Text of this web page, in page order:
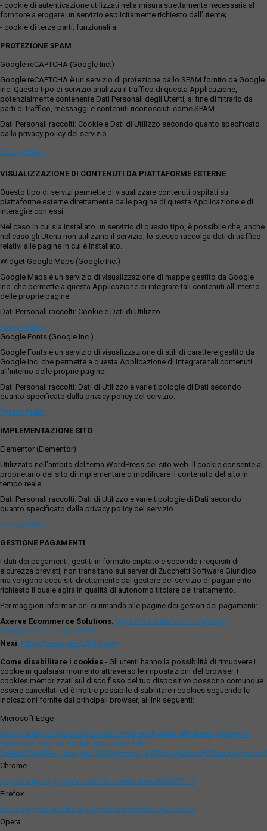
- cookie di autenticazione utilizzati nella misura strettamente necessaria al
fornitore a erogare un servizio esplicitamente richiesto dall'utente;
- cookie di terze parti, funzionali a:
PROTEZIONE SPAM
Google reCAPTCHA (Google Inc.)
Google reCAPTCHA è un servizio di protezione dallo SPAM fornito da Google
Inc. Questo tipo di servizio analizza il traffico di questa Applicazione,
potenzialmente contenente Dati Personali degli Utenti, al fine di filtrarlo da
parti di traffico, messaggi e contenuti riconosciuti come SPAM.
Dati Personali raccolti: Cookie e Dati di Utilizzo secondo quanto specificato
dalla privacy policy del servizio.
Privacy Policy
VISUALIZZAZIONE DI CONTENUTI DA PIATTAFORME ESTERNE
Questo tipo di servizi permette di visualizzare contenuti ospitati su
piattaforme esterne direttamente dalle pagine di questa Applicazione e di
interagire con essi.
Nel caso in cui sia installato un servizio di questo tipo, è possibile che, anche
nel caso gli Utenti non utilizzino il servizio, lo stesso raccolga dati di traffico
relativi alle pagine in cui è installato.
Widget Google Maps (Google Inc.)
Google Maps è un servizio di visualizzazione di mappe gestito da Google
Inc. che permette a questa Applicazione di integrare tali contenuti all'interno
delle proprie pagine.
Dati Personali raccolti: Cookie e Dati di Utilizzo.
Privacy Policy
Google Fonts (Google Inc.)
Google Fonts è un servizio di visualizzazione di stili di carattere gestito da
Google Inc. che permette a questa Applicazione di integrare tali contenuti
all'interno delle proprie pagine.
Dati Personali raccolti: Dati di Utilizzo e varie tipologie di Dati secondo
quanto specificato dalla privacy policy del servizio.
Privacy Policy
IMPLEMENTAZIONE SITO
Elementor (Elementor)
Utilizzato nell'ambito del tema WordPress del sito web. Il cookie consente al
proprietario del sito di implementare o modificare il contenuto del sito in
tempo reale.
Dati Personali raccolti: Dati di Utilizzo e varie tipologie di Dati secondo
quanto specificato dalla privacy policy del servizio.
Privacy Policy
GESTIONE PAGAMENTI
I dati dei pagamenti, gestiti in formato criptato e secondo i requisiti di
sicurezza previsti, non transitano sui server di Zucchetti Software Giuridico
ma vengono acquisiti direttamente dal gestore del servizio di pagamento
richiesto il quale agirà in qualità di autonomo titolare del trattamento.
Per maggiori informazioni si rimanda alle pagine dei gestori dei pagamenti:
Axerve Ecommerce Solutions: https://www.axerve.com/privacy-
policy/servizi-di-pagamento
Nexi: https://www.nexi.it/it/privacy
Come disabilitare i cookies - Gli utenti hanno la possibilità di rimuovere i
cookie in qualsiasi momento attraverso le impostazioni del browser. I
cookies memorizzati sul disco fisso del tuo dispositivo possono comunque
essere cancellati ed è inoltre possibile disabilitare i cookies seguendo le
indicazioni fornite dai principali browser, ai link seguenti:
Microsoft Edge
https://support.microsoft.com/it-it/microsoft-edge/eliminare-i-cookie-in-
microsoft-edge-63947406-40ac-c3b8-57b9-
Chrome
https://support.google.com/chrome/answer/95647?hl=it
Firefox
http://support.mozilla.org/it/kb/Eliminare%20i%20cookie
Opera